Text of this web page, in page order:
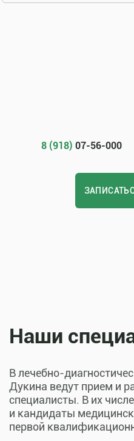
8 (918) 07-56-000
Наши
В лечебно-
Дукина ведут прием и
специалисты. В их
и кандидаты
первой